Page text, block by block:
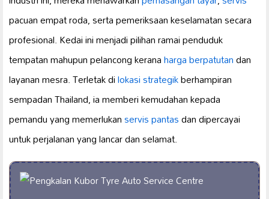
pacuan empat roda, serta pemeriksaan keselamatan secara
profesional. Kedai ini menjadi pilihan ramai penduduk
tempatan mahupun pelancong keranaharga berpatutandan
layanan mesra. Terletak dilokasi strategikberhampiran
sempadan Thailand, ia memberi kemudahan kepada
pemandu yang memerlukanservis pantasdan dipercayai
untuk perjalanan yang lancar dan selamat.